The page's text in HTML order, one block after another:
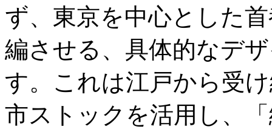
ず、東京を中心とした
編させる、具体的なデ
す。これは江戸から受
市ストックを活用し、